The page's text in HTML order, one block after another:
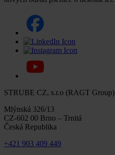
STRUBE CZ, s.r.o (RAGT Group)
Mlýnská 326/13
CZ-602 00 Brno – Trnitá
Česká Republika
+421 903 409 449